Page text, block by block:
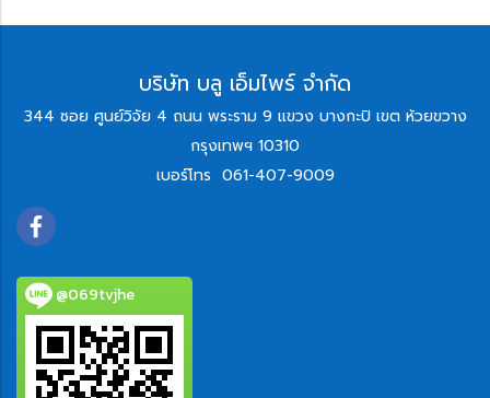
บริษัท บลู เอ็มไพร์ จำกัด
344 ซอย ศูนย์วิจัย 4 ถนน พระราม 9 แขวง บางกะปิ เขต ห้วยขวาง
กรุงเทพฯ 10310
เบอร์โทร 061-407-9009
@069tvjhe